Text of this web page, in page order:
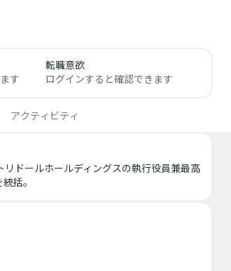
す
転職意欲
ログインすると確認できます
アクティビティ
ドールホールディングスの執行役員兼最高
括。